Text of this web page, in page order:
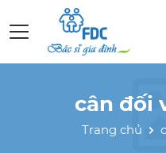
cân đối
Trang chủ